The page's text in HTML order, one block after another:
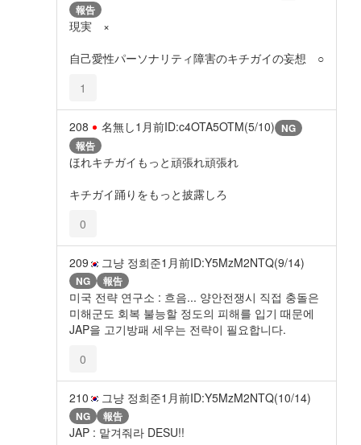
報告
現実 ×
自己愛性パーソナリティ障害のキチガイの妄想 ○
1
208 名無し1月前ID:c4OTA5OTM(5/10) NG
報告
ほれキチガイもっと頑張れ頑張れ
キチガイ踊りをもっと披露しろ
0
209 그냥 정희준1月前ID:Y5MzM2NTQ(9/14)
NG 報告
미국 전략 연구소 : 흐음... 양안전쟁시 직접 충돌은
미해군도 회복 불능할 정도의 피해를 입기 때문에
JAP을 고기방패 세우는 전략이 필요합니다.
0
210 그냥 정희준1月前ID:Y5MzM2NTQ(10/14)
NG 報告
JAP : 맡겨줘라 DESU!!